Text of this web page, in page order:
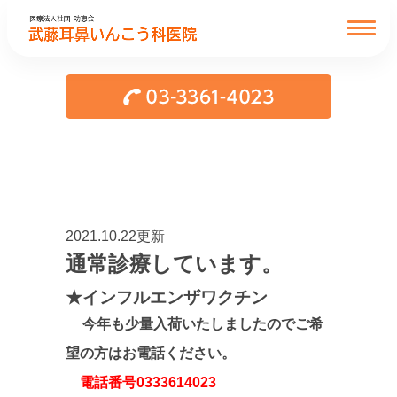
2021.10.22更新
通常診療しています。
★インフルエンザワクチン
今年も少量入荷いたしましたのでご希
望の方はお電話ください。
電話番号0333614023